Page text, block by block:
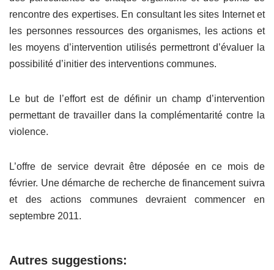
rencontre des expertises. En consultant les sites Internet et
les personnes ressources des organismes, les actions et
les moyens d’intervention utilisés permettront d’évaluer la
possibilité d’initier des interventions communes.
Le but de l’effort est de définir un champ d’intervention
permettant de travailler dans la complémentarité contre la
violence.
L’offre de service devrait être déposée en ce mois de
février. Une démarche de recherche de financement suivra
et des actions communes devraient commencer en
septembre 2011.
Autres suggestions: